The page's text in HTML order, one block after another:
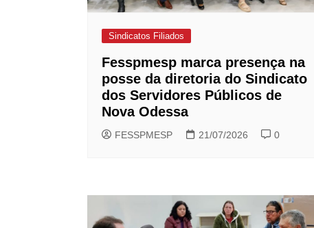
Sindicatos Filiados
Fesspmesp marca presença na
posse da diretoria do Sindicato
dos Servidores Públicos de
Nova Odessa
FESSPMESP 21/07/2026 0